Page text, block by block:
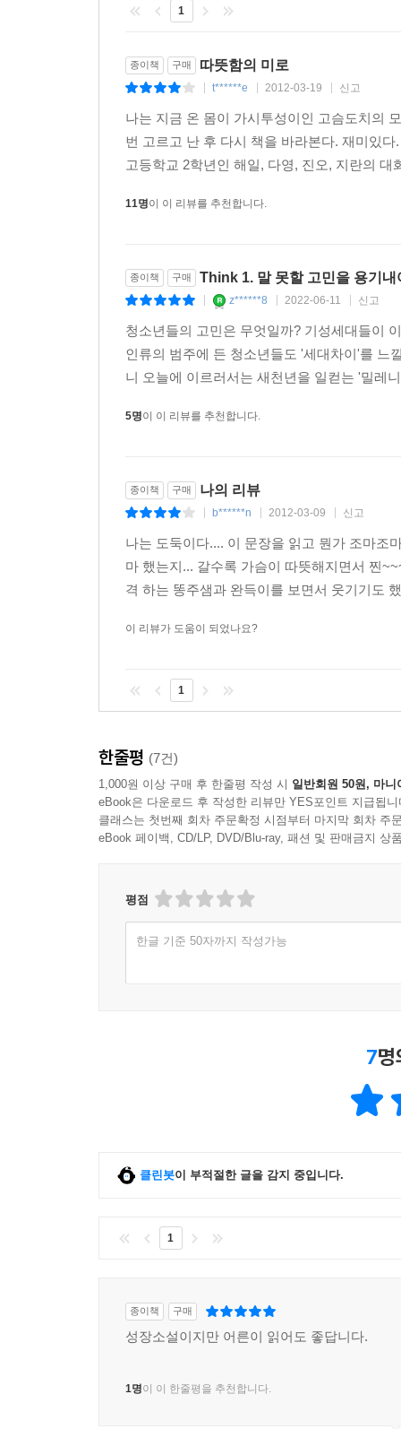
뿌리치는 대신, 고백 속에 담긴, 인간이 끝내 지켜
이제와 헤집고 드러내는 게 아프고 두렵지만, 저
반응을 보일지라도, 그저 묵묵히 받아들이고 따를
■ “얼음 깔고 누운 생선, 불 위 떡볶이”
감성과 이성의 그 평화로운 조합
독특한 캐릭터의 창출은 이미 김려령의 전작
자칭 감정 설계사라고 내세우는 해철은, 세상은
때에만 균형이 이루어짐을 얘기한다. 졸업식날
속에서 감성과 이성의 균형 지점을 얘기하는 또
차가움으로 눌러 주며 인생의 혜안을 제시한다.
1
종이책 구매 따뜻함의 미로
t******e 2012-03-19 신고
나는 지금 온 몸이 가시투성이인 고슴도치의
번 고르고 난 후 다시 책을 바라본다. 재미있
고등학교 2학년인 해일, 다영, 진오, 지란의
11명이 이 리뷰를 추천합니다.
종이책 구매 Think 1. 말 못할 고민을 용기
z******8 2022-06-11 신고
청소년들의 고민은 무엇일까? 기성세대들이
인류의 범주에 든 청소년들도 '세대차이'를 느
니 오늘에 이르러서는 새천년을 일컫는 '밀레
5명이 이 리뷰를 추천합니다.
종이책 구매 나의 리뷰
b******n 2012-03-09 신고
나는 도둑이다.... 이 문장을 읽고 뭔가 조마조
마 했는지... 갈수록 가슴이 따뜻해지면서 찐
격 하는 똥주샘과 완득이를 보면서 웃기기도
이 리뷰가 도움이 되었나요?
1
한줄평 (7건)
1,000원 이상 구매 후 한줄평 작성 시 일반회원 50원, 마니
eBook은 다운로드 후 작성한 리뷰만 YES포인트 지급됩니
클래스는 첫번째 회차 주문확정 시점부터 마지막 회차 주
eBook 페이백, CD/LP, DVD/Blu-ray, 패션 및 판매금지 상
평점
한글 기준 50자까지 작성가능
7
클린봇이 부적절한 글을 감지 중입니다.
1
종이책 구매
성장소설이지만 어른이 읽어도 좋답니다.
1명이 이 한줄평을 추천합니다.